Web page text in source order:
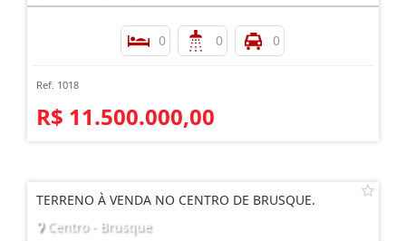
0 0 0
Ref. 1018
R$ 11.500.000,00
TERRENO À VENDA NO CENTRO DE BRUSQUE.
Centro - Brusque